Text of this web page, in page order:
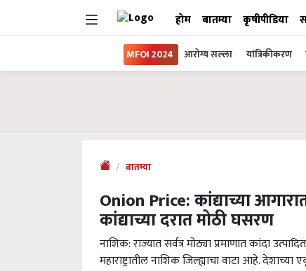
होम बातम्या कृषीपीडिया
MFOI 2024 आरोग्य सल्ला यांत्रिकीकरण
बातम्या
Onion Price: कांद्याच्या
कांद्याच्या दरात मोठी घसरण
नाशिक: राज्यात सर्वत्र मोठ्या प्रमाणात कांदा
महाराष्ट्रातील नाशिक जिल्ह्याचा वाटा आहे.